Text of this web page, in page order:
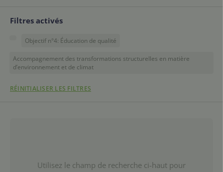
Filtres activés
Objectif n°4: Éducation de qualité
Accompagnement des transformations structurelles en matière
d’environnement et de climat
RÉINITIALISER LES FILTRES
Utilisez le champ de recherche ci-haut pour